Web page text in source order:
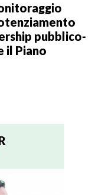
pubblico-
il Piano